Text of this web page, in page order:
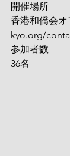
開催場所
香港和僑会
kyo.org/
参加者数
36名